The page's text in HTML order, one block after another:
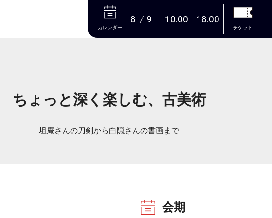
本文へ
カレンダー
8 9 10:00 18:00
チケット
ちょっと深く楽しむ、古美術
坦庵さんの刀剣から白隠さんの書画まで
会期